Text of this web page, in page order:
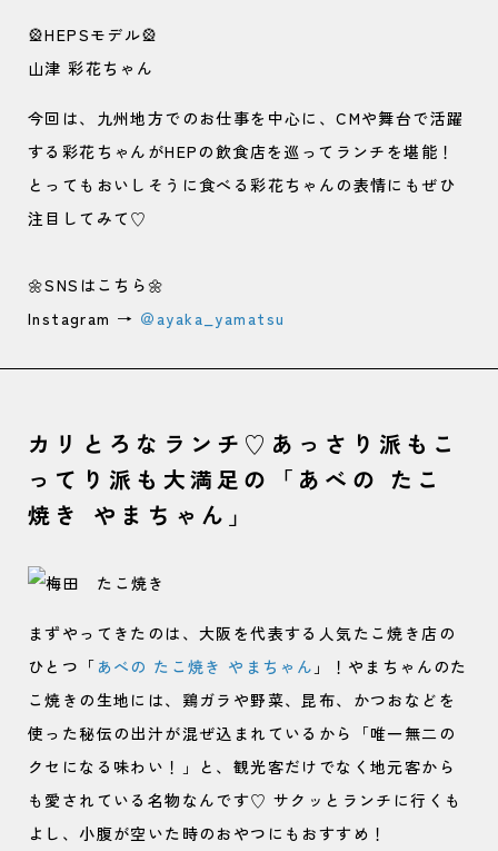
🎡HEPSモデル🎡
山津 彩花ちゃん
今回は、九州地方でのお仕事を中心に、CMや舞台で活躍
する彩花ちゃんがHEPの飲食店を巡ってランチを堪能！
とってもおいしそうに食べる彩花ちゃんの表情にもぜひ
注目してみて♡
🌼SNSはこちら🌼
Instagram → ＠ayaka_yamatsu
カリとろなランチ♡あっさり派もこ
ってり派も大満足の「あべの たこ
焼き やまちゃん」
まずやってきたのは、大阪を代表する人気たこ焼き店の
ひとつ「 あべの たこ焼き やまちゃん 」！やまちゃんのた
こ焼きの生地には、鶏ガラや野菜、昆布、かつおなどを
使った秘伝の出汁が混ぜ込まれているから「唯一無二の
クセになる味わい！」と、観光客だけでなく地元客から
も愛されている名物なんです♡ サクッとランチに行くも
よし、小腹が空いた時のおやつにもおすすめ！